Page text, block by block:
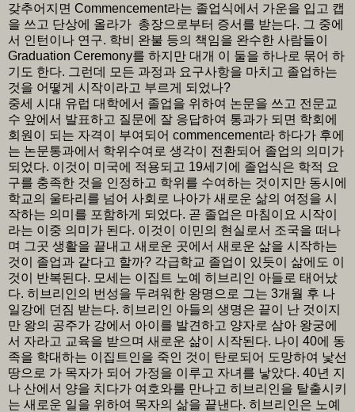
갖추어지면 Commencement라는 졸업식에서 가운을 입고 캡
을 쓰고 단상에 올라가 총장으로부터 증서를 받는다. 그 중에
서 인턴이나 연구. 학비 완불 등의 책임을 완수한 사람들이
Graduation Ceremony를 하지만 대개 이 둘을 하나로 묶어 하
기도 한다. 그런데 모든 과정과 요구사항을 마치고 졸업하는
것을 어떻게 시작이라고 부르게 되었나?
중세 시대 유럽 대학에서 졸업을 위하여 논문을 쓰고 전문교
수 앞에서 발표하고 질문에 잘 응답하여 통과가 되면 학회에
회원이 되는 자격이 부여되어 commencement라 하다가 후에
는 논문통과에서 학위수여로 생각이 전환되어 졸업의 의미가
되었다. 이것이 미국에 적용되고 19세기에 졸업식은 학적 요
구를 충족한 것을 인정하고 학위를 수여하는 것이지만 동시에
학교의 울타리를 넘어 사회로 나아가 새로운 삶의 여정을 시
작하는 의미를 포함하게 되었다. 곧 졸업은 마침이요 시작이
라는 이중 의미가 된다. 이것이 이민의 현실로서 조국을 떠나
며 그곳 생활을 끝내고 새로운 곳에서 새로운 삶을 시작하는
것이 졸업과 같다고 할까? 각급학교 졸업이 있듯이 삶에도 이
것이 반복된다. 모세는 이집트 노예 히브리인 아들로 태어났
다. 히브리인의 번성을 두려워한 왕명으로 그는 3개월 후 나
일강에 던짐 받는다. 히브리인 아들의 생명은 끝이 난 것이지
만 왕의 공주가 강에서 아이를 발견하고 양자로 삼아 왕궁에
서 자라고 교육을 받으며 새로운 삶이 시작된다. 나이 40에 동
족을 학대하는 이집트인을 죽인 것이 탄로되어 도망하여 낯선
땅으로 가 목자가 되어 가정을 이루고 자녀를 낳았다. 40년 지
나 산에서 양을 치다가 여호와를 만나고 히브리인을 탈출시키
는 새로운 일을 위하여 목자의 삶을 끝낸다. 히브리인은 노예